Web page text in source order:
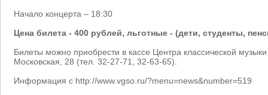
Начало концерта – 18:30
Цена билета - 400 рублей, льготные - (дети, студенты,
Билеты можно приобрести в кассе Центра классической
Московская, 28 (тел. 32-27-71, 32-63-65).
Информация с http://www.vgso.ru/?menu=news&number=519